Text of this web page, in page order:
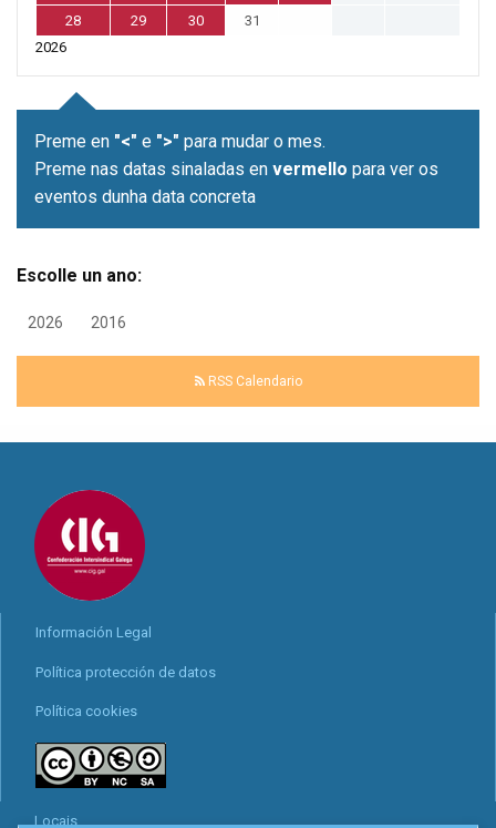
28
29 30
31
2026
Preme en "<" e ">" para mudar o mes.
Preme nas datas sinaladas en vermello para ver os
eventos dunha data concreta
Escolle un ano:
2026 2016
RSS Calendario
Información Legal
Política protección de datos
Política cookies
Locais